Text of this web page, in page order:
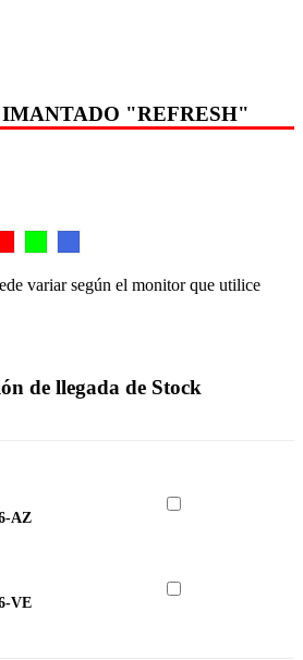
"REFRESH"
variar según el monitor que utilice
de llegada de Stock
AZ
VE